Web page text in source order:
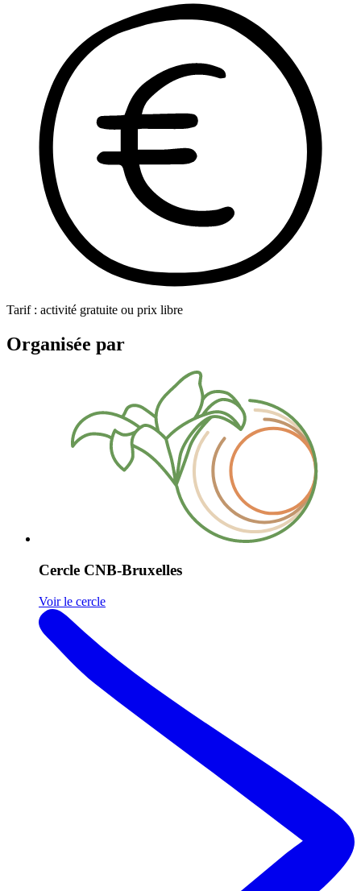
Tarif : activité gratuite ou prix libre
Organisée par
Cercle CNB-Bruxelles
Voir le cercle